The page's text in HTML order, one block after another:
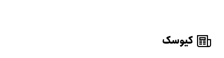
کیوسک